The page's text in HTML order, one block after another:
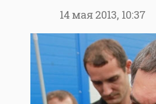
14 мая 2013, 10:37